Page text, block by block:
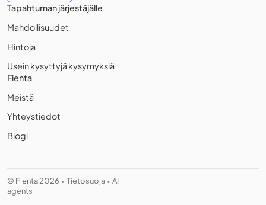
Tapahtuman järjestäjälle
Mahdollisuudet
Hintoja
Usein kysyttyjä kysymyksiä
Fienta
Meistä
Yhteystiedot
Blogi
© Fienta 2026 • Tietosuoja • AI
agents